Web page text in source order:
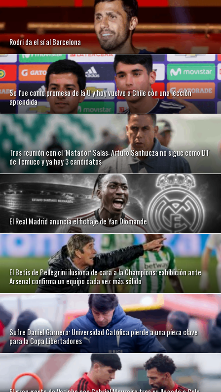
Rodri da el sí al Barcelona
Se fue como promesa de la U y hoy vuelve a Chile con una lección
aprendida
Tras reunión con el ’Matador’ Salas: Arturo Sanhueza no sigue como DT
de Temuco y ya hay 3 candidatos
El Real Madrid anuncia el fichaje de Yan Diomande
El Betis de Pellegrini ilusiona de cara a la Champions: exhibición ante
Arsenal confirma un equipo cada vez más sólido
Sufre Daniel Garnero: Universidad Católica pierde a una pieza clave
para la Copa Libertadores